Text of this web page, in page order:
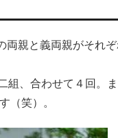
両親と義両親がそれ
組、合わせて４回。
（笑）。